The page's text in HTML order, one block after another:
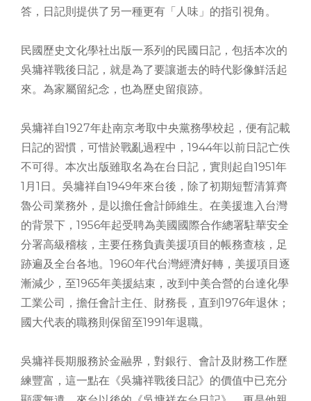
答，日記則提供了另一種更有「人味」的指引視角。
民國歷史文化學社出版一系列的民國日記，包括本次的
吳墉祥戰後日記，就是為了要讓逝去的時代影像鮮活起
來。為家屬留紀念，也為歷史留痕跡。
吳墉祥自1927年赴南京考取中央黨務學校起，便有記載
日記的習慣，可惜於戰亂過程中，1944年以前日記亡佚
不可得。本次出版雖取名為在台日記，實則起自1951年
1月1日。吳墉祥自1949年來台後，除了初期短暫清算齊
魯公司業務外，是以擔任會計師維生。在美援進入台灣
的背景下，1956年起受聘為美國國際合作總署駐華安全
分署高級稽核，主要任務負責美援項目的帳務查核，足
跡遍及全台各地。1960年代台灣經濟好轉，美援項目逐
漸減少，至1965年美援結束，改到中美合營的台達化學
工業公司，擔任會計主任、財務長，直到1976年退休；
國大代表的職務則保留至1991年退職。
吳墉祥長期服務於金融界，對銀行、會計及財務工作歷
練豐富，這一點在《吳墉祥戰後日記》的價值中已充分